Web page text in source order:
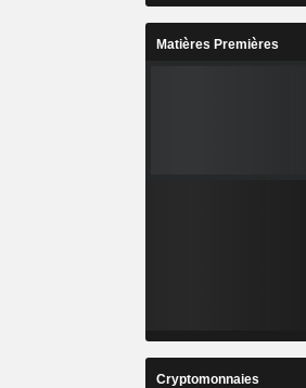
Matières Premières
Cryptomonnaies